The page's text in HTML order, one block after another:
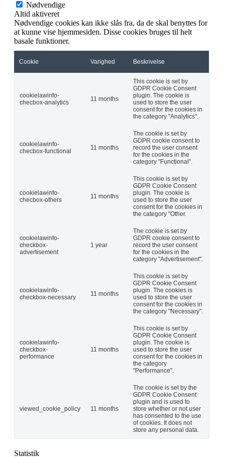
Nødvendige
Altid aktiveret
Nødvendige cookies kan ikke slås fra, da de skal benyttes for
at kunne vise hjemmesiden. Disse cookies bruges til helt
basale funktioner.
Cookie Varighed Beskrivelse
cookielawinfo-
checbox-analytics
11 months
This cookie is set by
GDPR Cookie Consent
plugin. The cookie is
used to store the user
consent for the cookies in
the category "Analytics".
cookielawinfo-
checbox-functional
11 months
The cookie is set by
GDPR cookie consent to
record the user consent
for the cookies in the
category "Functional".
cookielawinfo-
checbox-others
11 months
This cookie is set by
GDPR Cookie Consent
plugin. The cookie is
used to store the user
consent for the cookies in
the category "Other.
cookielawinfo-
checkbox-
advertisement
1 year
The cookie is set by
GDPR cookie consent to
record the user consent
for the cookies in the
category "Advertisement".
cookielawinfo-
checkbox-necessary
11 months
This cookie is set by
GDPR Cookie Consent
plugin. The cookies is
used to store the user
consent for the cookies in
the category "Necessary".
cookielawinfo-
checkbox-
performance
11 months
This cookie is set by
GDPR Cookie Consent
plugin. The cookie is
used to store the user
consent for the cookies in
the category
"Performance".
viewed_cookie_policy 11 months
The cookie is set by the
GDPR Cookie Consent
plugin and is used to
store whether or not user
has consented to the use
of cookies. It does not
store any personal data.
Statistik